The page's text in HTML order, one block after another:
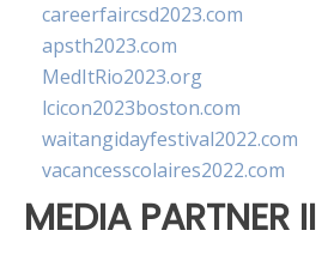
careerfaircsd2023.com
apsth2023.com
MedItRio2023.org
lcicon2023boston.com
waitangidayfestival2022.com
vacancesscolaires2022.com
MEDIA PARTNER II